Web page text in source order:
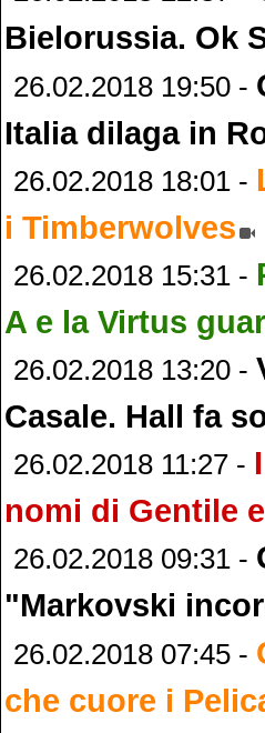
Bielorussia. Ok
26.02.2018 19:50 -
Italia dilaga in
26.02.2018 18:01 -
i Timberwolves
26.02.2018 15:31 -
A e la Virtus
26.02.2018 13:20 -
Casale. Hall fa
26.02.2018 11:27 -
nomi di Gentile
26.02.2018 09:31 -
"Markovski
26.02.2018 07:45 -
che cuore i